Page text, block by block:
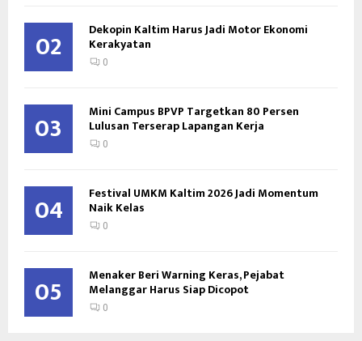
02 Dekopin Kaltim Harus Jadi Motor Ekonomi
Kerakyatan
0
03 Mini Campus BPVP Targetkan 80 Persen
Lulusan Terserap Lapangan Kerja
0
04 Festival UMKM Kaltim 2026 Jadi Momentum
Naik Kelas
0
05 Menaker Beri Warning Keras, Pejabat
Melanggar Harus Siap Dicopot
0